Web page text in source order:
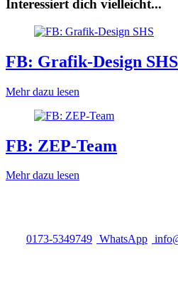
Interessiert dich vielleicht...
FB: Grafik-Design SHS
Mehr dazu lesen
FB: ZEP-Team
Mehr dazu lesen
0173-5349749 WhatsApp